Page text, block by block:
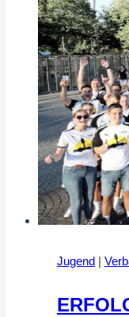
Jugend |